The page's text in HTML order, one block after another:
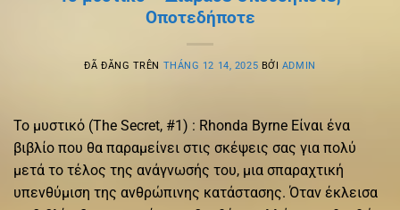
Οποτεδήποτε
ĐÃ ĐĂNG TRÊN THÁNG 12 14, 2025 BỞI ADMIN
Το μυστικό (The Secret, #1) : Rhonda Byrne Είναι ένα
βιβλίο που θα παραμείνει στις σκέψεις σας για πολύ
μετά το τέλος της ανάγνωσής του, μια σπαραχτική
υπενθύμιση της ανθρώπινης κατάστασης. Όταν έκλεισα